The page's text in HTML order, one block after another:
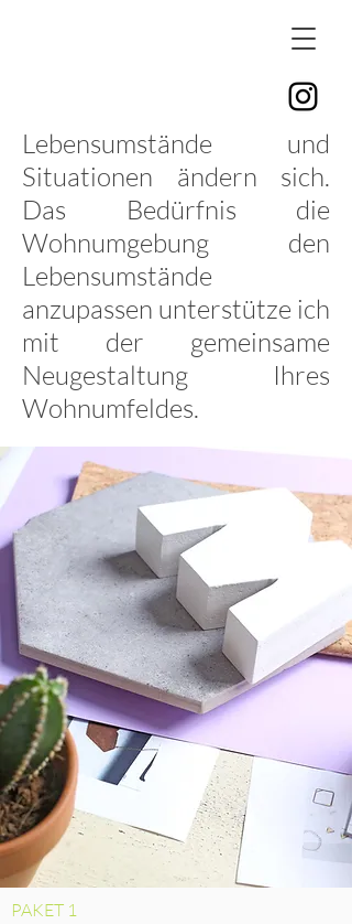
PAKET 1
Lebensumstände und
Situationen ändern sich.
Das Bedürfnis die
Wohnumgebung den
Lebensumstände
anzupassen unterstütze ich
mit der gemeinsame
Neugestaltung Ihres
Wohnumfeldes.